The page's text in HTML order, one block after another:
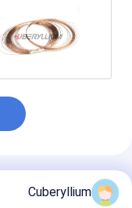
محصولات توصیه شده
Cuberyllium